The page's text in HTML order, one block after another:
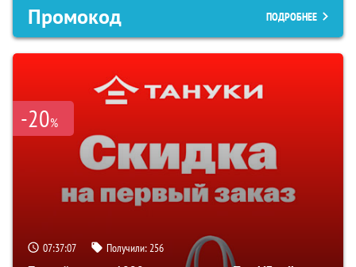
Промокод ПОДРОБНЕЕ
-20%
07:37:07 Получили:256